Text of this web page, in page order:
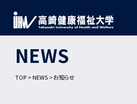
NEWS
TOP NEWS お知らせ